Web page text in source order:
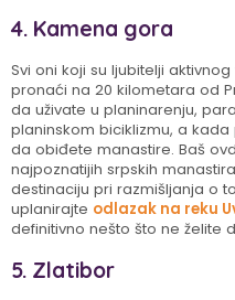
4. Kamena gora
Svi oni koji su ljubitelji
pronaći na 20 kilometara od
da uživate u planinarenju,
planinskom biciklizmu, a
da obiđete manastire. Baš
najpoznatijih srpskih
destinaciju pri razmišljanja o
uplanirajte odlazak na reku
definitivno nešto što ne želite
5. Zlatibor